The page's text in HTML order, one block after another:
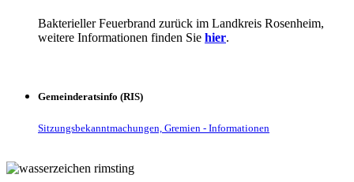
Bakterieller Feuerbrand zurück im Landkreis Rosenheim,
weitere Informationen finden Sie hier.
Gemeinderatsinfo (RIS)
Sitzungsbekanntmachungen, Gremien - Informationen